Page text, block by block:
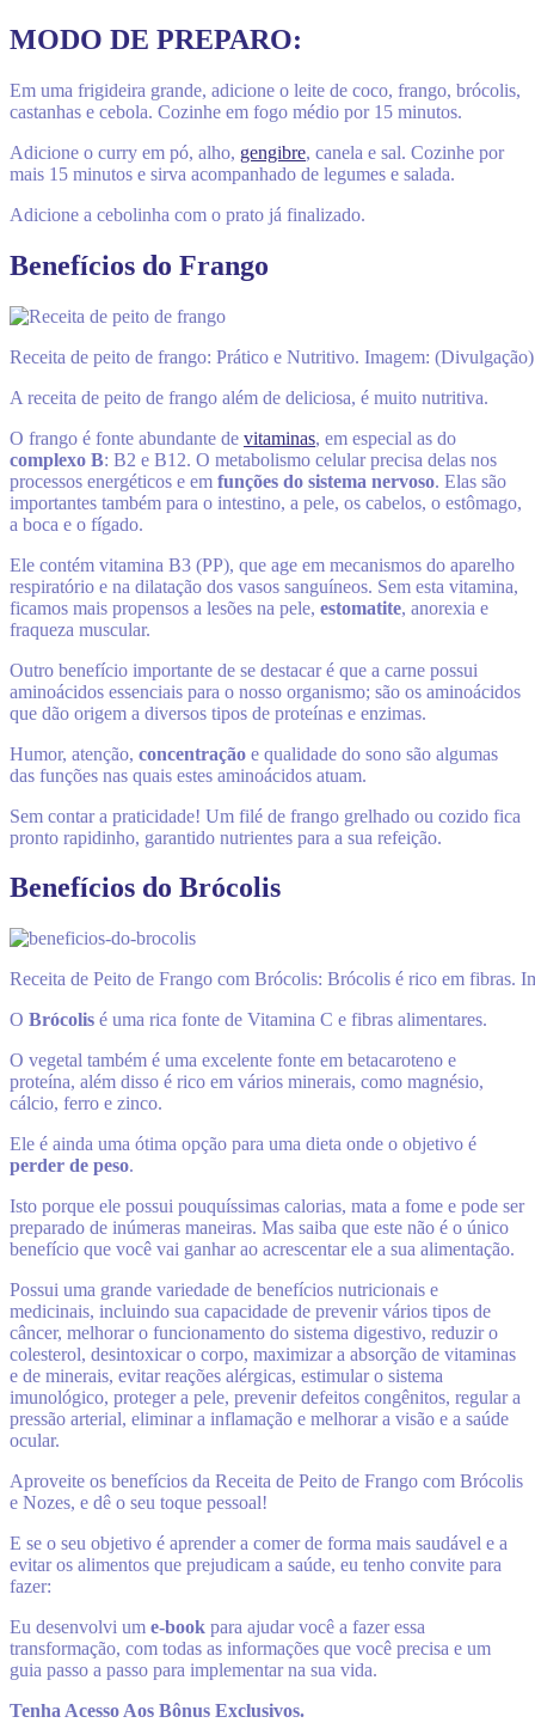
MODO DE PREPARO:
Em uma frigideira grande, adicione o leite de coco, frango, brócolis,
castanhas e cebola. Cozinhe em fogo médio por 15 minutos.
Adicione o curry em pó, alho, gengibre, canela e sal. Cozinhe por
mais 15 minutos e sirva acompanhado de legumes e salada.
Adicione a cebolinha com o prato já finalizado.
Benefícios do Frango
Receita de peito de frango: Prático e Nutritivo. Imagem: (Divulgação)
A receita de peito de frango além de deliciosa, é muito nutritiva.
O frango é fonte abundante de vitaminas, em especial as do
complexo B: B2 e B12. O metabolismo celular precisa delas nos
processos energéticos e em funções do sistema nervoso. Elas são
importantes também para o intestino, a pele, os cabelos, o estômago,
a boca e o fígado.
Ele contém vitamina B3 (PP), que age em mecanismos do aparelho
respiratório e na dilatação dos vasos sanguíneos. Sem esta vitamina,
ficamos mais propensos a lesões na pele, estomatite, anorexia e
fraqueza muscular.
Outro benefício importante de se destacar é que a carne possui
aminoácidos essenciais para o nosso organismo; são os aminoácidos
que dão origem a diversos tipos de proteínas e enzimas.
Humor, atenção, concentração e qualidade do sono são algumas
das funções nas quais estes aminoácidos atuam.
Sem contar a praticidade! Um filé de frango grelhado ou cozido fica
pronto rapidinho, garantido nutrientes para a sua refeição.
Benefícios do Brócolis
Receita de Peito de Frango com Brócolis: Brócolis é rico em fibras.
O Brócolis é uma rica fonte de Vitamina C e fibras alimentares.
O vegetal também é uma excelente fonte em betacaroteno e
proteína, além disso é rico em vários minerais, como magnésio,
cálcio, ferro e zinco.
Ele é ainda uma ótima opção para uma dieta onde o objetivo é
perder de peso.
Isto porque ele possui pouquíssimas calorias, mata a fome e pode ser
preparado de inúmeras maneiras. Mas saiba que este não é o único
benefício que você vai ganhar ao acrescentar ele a sua alimentação.
Possui uma grande variedade de benefícios nutricionais e
medicinais, incluindo sua capacidade de prevenir vários tipos de
câncer, melhorar o funcionamento do sistema digestivo, reduzir o
colesterol, desintoxicar o corpo, maximizar a absorção de vitaminas
e de minerais, evitar reações alérgicas, estimular o sistema
imunológico, proteger a pele, prevenir defeitos congênitos, regular a
pressão arterial, eliminar a inflamação e melhorar a visão e a saúde
ocular.
Aproveite os benefícios da Receita de Peito de Frango com Brócolis
e Nozes, e dê o seu toque pessoal!
E se o seu objetivo é aprender a comer de forma mais saudável e a
evitar os alimentos que prejudicam a saúde, eu tenho convite para
fazer:
Eu desenvolvi um e-book para ajudar você a fazer essa
transformação, com todas as informações que você precisa e um
guia passo a passo para implementar na sua vida.
Tenha Acesso Aos Bônus Exclusivos.